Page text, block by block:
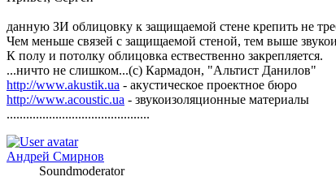
данную ЗИ облицовку к защищаемой стене крепить не
Чем меньше связей с защищаемой стеной, тем выше
К полу и потолку облицовка ествественно закрепляется.
...ничто не слишком...(с) Кармадон, "Альтист Данилов"
http://www.akustik.ua - акустическое проектное бюро
http://www.acoustic.ua - звукоизоляционные материалы
............................................
Андрей Смирнов
Soundmoderator